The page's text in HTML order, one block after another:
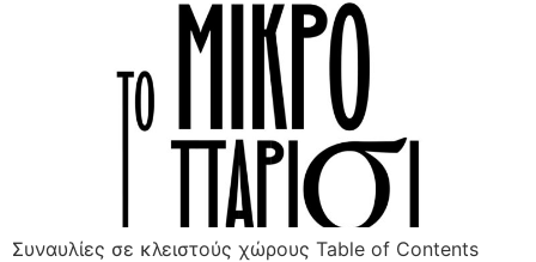
Συναυλίες σε κλειστούς χώρους Table of Contents